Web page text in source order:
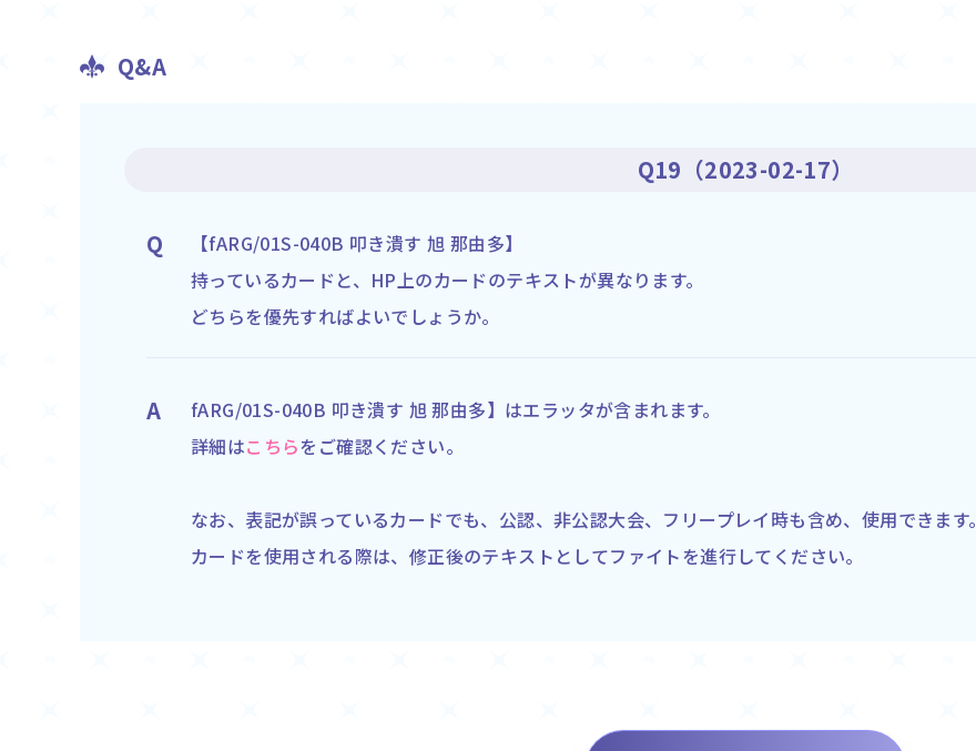
Q&A
Q19（2023-02-17）
Q
【fARG/01S-040B 叩き潰す 旭 那由多】
持っているカードと、HP上のカードのテキストが異なります。
どちらを優先すればよいでしょうか。
A
fARG/01S-040B 叩き潰す 旭 那由多】はエラッタが含まれます。
詳細はこちらをご確認ください。
なお、表記が誤っているカードでも、公認、非公認大会、フリープレイ時も含め、使用できます。
カードを使用される際は、修正後のテキストとしてファイトを進行してください。